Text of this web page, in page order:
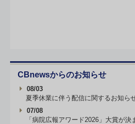
CBnewsからのお知らせ
08/03
夏季休業に伴う配信に関するお知ら
07/08
「病院広報アワード2026」大賞が決